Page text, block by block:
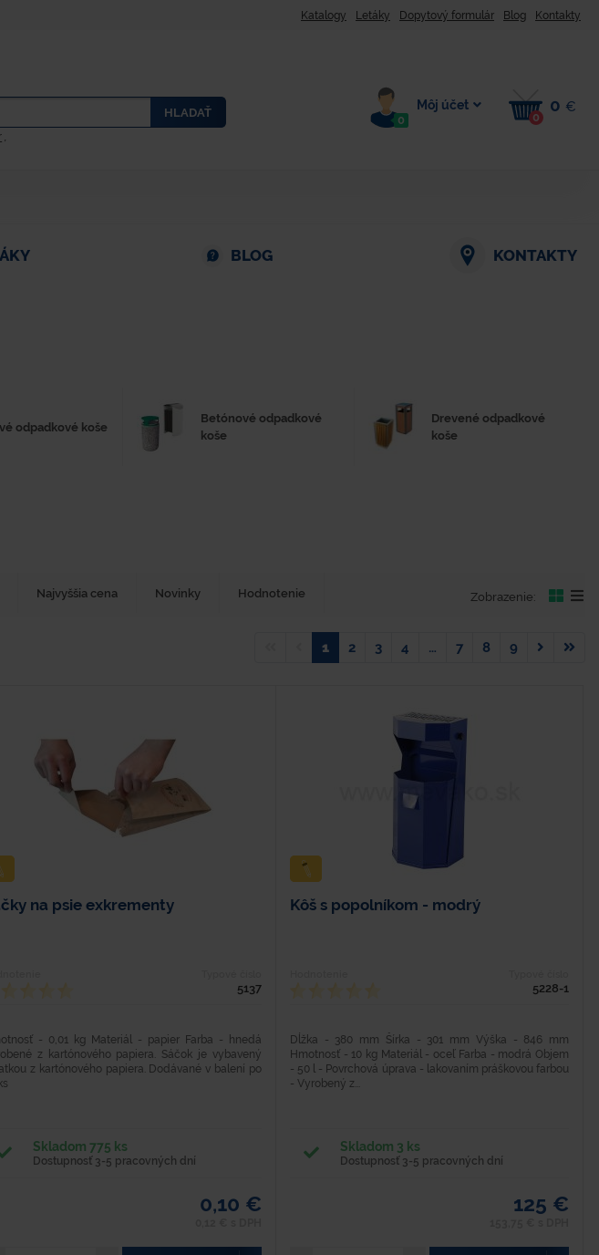
Katalogy Letáky Dopytový formulár Blog Kontakty
HLADAŤ
,
0
Môj účet
0
0 €
BLOG KONTAKTY
odpadkové koše
Betónové odpadkové
koše
Drevené odpadkové
koše
Najvyššia cena Novinky Hodnotenie Zobrazenie:
1 2 3 4 … 7 8 9
na psie exkrementy
5137
- 0,01 kg Materiál - papier Farba - hnedá
z kartónového papiera. Sáčok je vybavený
z kartónového papiera. Dodávané v balení po
Skladom 775 ks
Dostupnosť 3-5 pracovných dní
0,10 €
Kôš s popolníkom - modrý
5228-1
Dĺžka - 380 mm Šírka - 301 mm Výška - 846 mm
Hmotnosť - 10 kg Materiál - oceľ Farba - modrá Objem
- 50 l - Povrchová úprava - lakovaním práškovou farbou
- Vyrobený z...
Skladom 3 ks
Dostupnosť 3-5 pracovných dní
125 €